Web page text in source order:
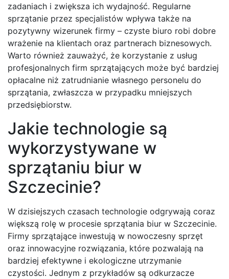
zadaniach i zwiększa ich wydajność. Regularne
sprzątanie przez specjalistów wpływa także na
pozytywny wizerunek firmy – czyste biuro robi dobre
wrażenie na klientach oraz partnerach biznesowych.
Warto również zauważyć, że korzystanie z usług
profesjonalnych firm sprzątających może być bardziej
opłacalne niż zatrudnianie własnego personelu do
sprzątania, zwłaszcza w przypadku mniejszych
przedsiębiorstw.
Jakie technologie są
wykorzystywane w
sprzątaniu biur w
Szczecinie?
W dzisiejszych czasach technologie odgrywają coraz
większą rolę w procesie sprzątania biur w Szczecinie.
Firmy sprzątające inwestują w nowoczesny sprzęt
oraz innowacyjne rozwiązania, które pozwalają na
bardziej efektywne i ekologiczne utrzymanie
czystości. Jednym z przykładów są odkurzacze